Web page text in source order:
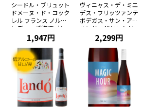
シードル・ブリュット
ドメーヌ・ド・コック
レル フランス ノルマ
ンディー 発泡酒（シ
ードル 低アルコール
4.5％alc） 辛口 750m
1,947円
ヴィニャス・デ・ミエ
デス・フリッツァンテ
ボデガス・サン・アレ
ハンドロ NV スペイン
アラゴン 微発泡 白ワ
イン（低アルコール5.
5%）中甘口 750ml
2,299円